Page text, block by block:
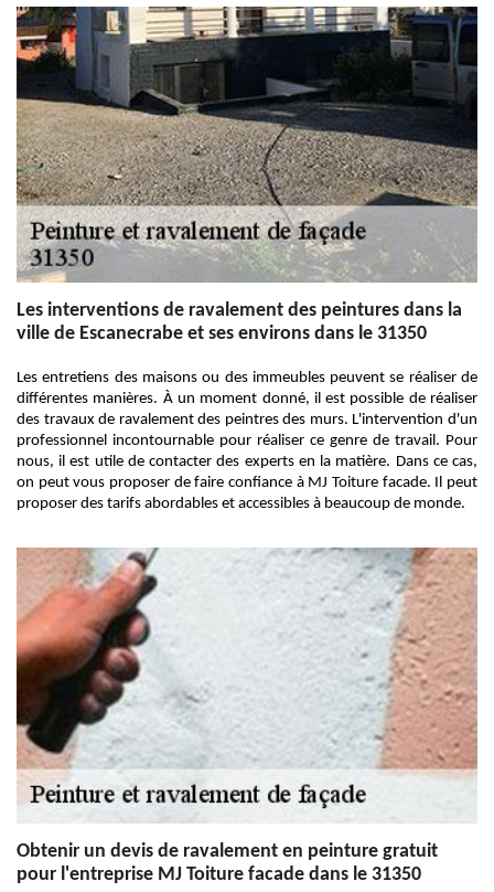
Les interventions de ravalement des peintures dans la
ville de Escanecrabe et ses environs dans le 31350
Les entretiens des maisons ou des immeubles peuvent se réaliser de
différentes manières. À un moment donné, il est possible de réaliser
des travaux de ravalement des peintres des murs. L'intervention d'un
professionnel incontournable pour réaliser ce genre de travail. Pour
nous, il est utile de contacter des experts en la matière. Dans ce cas,
on peut vous proposer de faire confiance à MJ Toiture facade. Il peut
proposer des tarifs abordables et accessibles à beaucoup de monde.
Obtenir un devis de ravalement en peinture gratuit
pour l'entreprise MJ Toiture facade dans le 31350